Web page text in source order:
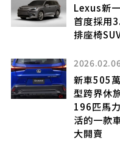
Lexus新
首度採用
排座椅
新車505
型跨界休
196匹馬
活的一款
大開賣